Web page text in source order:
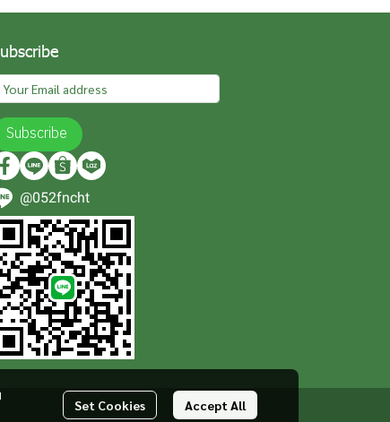
Set Cookies Accept All
Subscribe
@052fncht